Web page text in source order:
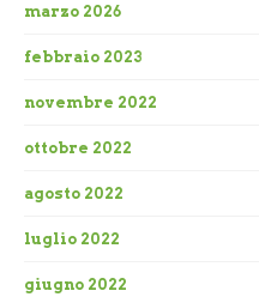
marzo 2026
febbraio 2023
novembre 2022
ottobre 2022
agosto 2022
luglio 2022
giugno 2022